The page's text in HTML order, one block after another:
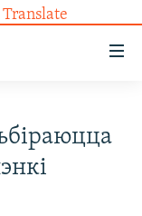
Translate